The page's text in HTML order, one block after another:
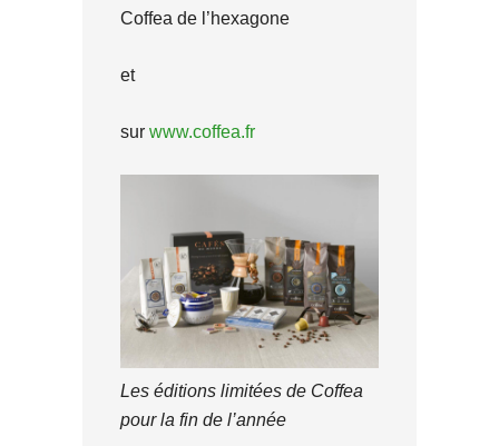
Coffea de l’hexagone
et
sur www.coffea.fr
Les éditions limitées de Coffea
pour la fin de l’année